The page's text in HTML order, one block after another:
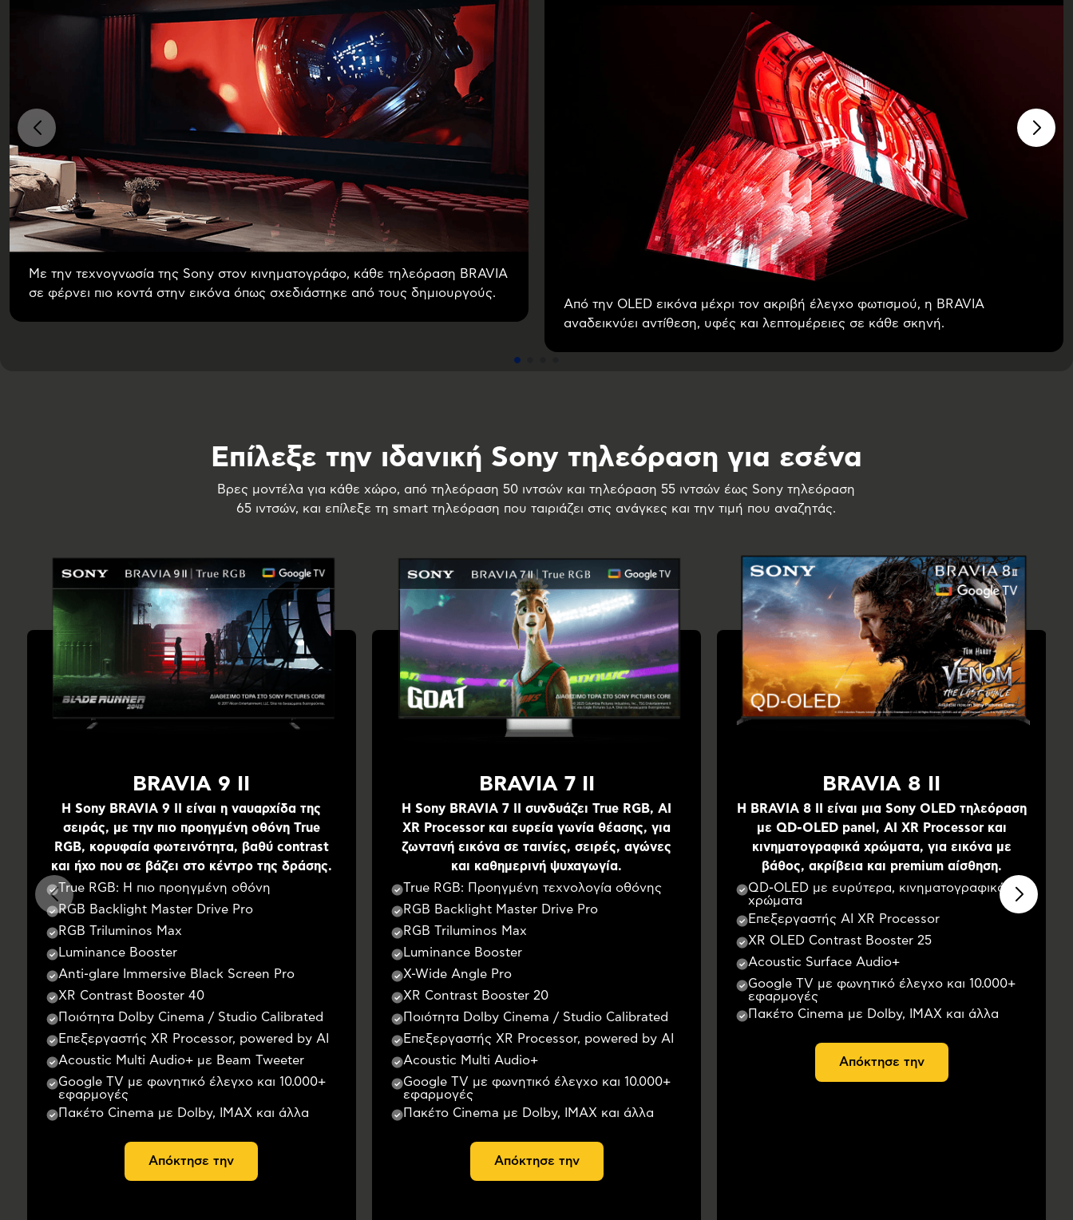
Με την τεχνογνωσία της Sony στον κινηματογράφο, κάθε τηλεόραση BRAVIA
σε φέρνει πιο κοντά στην εικόνα όπως σχεδιάστηκε από τους δημιουργούς.
Από την OLED εικόνα μέχρι τον ακριβή έλεγχο φωτισμού, η BRAVIA
αναδεικνύει αντίθεση, υφές και λεπτομέρειες σε κάθε σκηνή.
Επίλεξε την ιδανική Sony τηλεόραση για εσένα
Βρες μοντέλα για κάθε χώρο, από τηλεόραση 50 ιντσών και τηλεόραση 55 ιντσών έως Sony τηλεόραση
65 ιντσών, και επίλεξε τη smart τηλεόραση που ταιριάζει στις ανάγκες και την τιμή που αναζητάς.
BRAVIA 9 II
Η Sony BRAVIA 9 II είναι η ναυαρχίδα της
σειράς, με την πιο προηγμένη οθόνη True
RGB, κορυφαία φωτεινότητα, βαθύ contrast
και ήχο που σε βάζει στο κέντρο της δράσης.
True RGB: Η πιο προηγμένη οθόνη
RGB Backlight Master Drive Pro
RGB Triluminos Max
Luminance Booster
Anti-glare Immersive Black Screen Pro
XR Contrast Booster 40
Ποιότητα Dolby Cinema / Studio Calibrated
Επεξεργαστής XR Processor, powered by AI
Acoustic Multi Audio+ με Beam Tweeter
Google TV με φωνητικό έλεγχο και 10.000+
εφαρμογές
Πακέτο Cinema με Dolby, IMAX και άλλα
Απόκτησε την
BRAVIA 7 II
Η Sony BRAVIA 7 II συνδυάζει True RGB, AI
XR Processor και ευρεία γωνία θέασης, για
ζωντανή εικόνα σε ταινίες, σειρές, αγώνες
και καθημερινή ψυχαγωγία.
True RGB: Προηγμένη τεχνολογία οθόνης
RGB Backlight Master Drive Pro
RGB Triluminos Max
Luminance Booster
X-Wide Angle Pro
XR Contrast Booster 20
Ποιότητα Dolby Cinema / Studio Calibrated
Επεξεργαστής XR Processor, powered by AI
Acoustic Multi Audio+
Google TV με φωνητικό έλεγχο και 10.000+
εφαρμογές
Πακέτο Cinema με Dolby, IMAX και άλλα
Απόκτησε την
BRAVIA 8 II
Η BRAVIA 8 II είναι μια Sony OLED τηλεόραση
με QD-OLED panel, AI XR Processor και
κινηματογραφικά χρώματα, για εικόνα με
βάθος, ακρίβεια και premium αίσθηση.
QD-OLED με ευρύτερα, κινηματογραφικά
χρώματα
Επεξεργαστής AI XR Processor
XR OLED Contrast Booster 25
Acoustic Surface Audio+
Google TV με φωνητικό έλεγχο και 10.000+
εφαρμογές
Πακέτο Cinema με Dolby, IMAX και άλλα
Απόκτησε την